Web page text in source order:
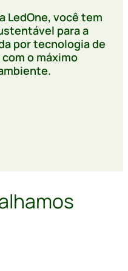
LedOne, você tem
para a
por tecnologia de
o máximo